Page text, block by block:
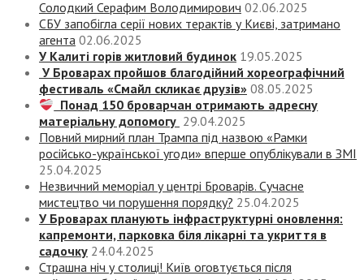
Солодкий Серафим Володимирович 02.06.2025
СБУ запобігла серії нових терактів у Києві, затримано
агента 02.06.2025
У Калиті горів житловий будинок 19.05.2025
У Броварах пройшов благодійний хореографічний
фестиваль «Смайл скликає друзів» 08.05.2025
Понад 150 броварчан отримають адресну
матеріальну допомогу 29.04.2025
Повний мирний план Трампа під назвою «‎Рамки
російсько-української угоди» вперше опублікували в ЗМІ
25.04.2025
Незвичний меморіал у центрі Броварів. Сучасне
мистецтво чи порушення порядку? 25.04.2025
У Броварах планують інфраструктурні оновлення:
капремонти, парковка біля лікарні та укриття в
садочку 24.04.2025
Страшна ніч у столиці! Київ оговтується після